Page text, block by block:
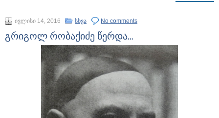
ივლისი 14, 2016 სხვა No comments
გრიგოლ რობაქიძე წერდა…